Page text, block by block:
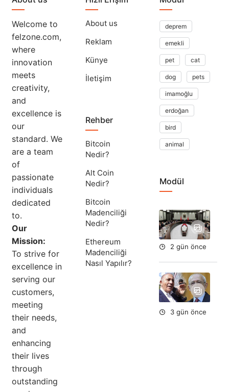
Welcome to
felzone.com,
where
innovation
meets
creativity,
and
excellence is
our
standard. We
are a team
of
passionate
individuals
dedicated
to.
Our
Mission:
To strive for
excellence in
serving our
customers,
meeting
their needs,
and
enhancing
their lives
through
outstanding
About us
Reklam
Künye
İletişim
Rehber
Bitcoin
Nedir?
Alt Coin
Nedir?
Bitcoin
Madenciliği
Nedir?
Ethereum
Madenciliği
Nasıl Yapılır?
deprem
emekli
pet cat
dog pets
imamoğlu
erdoğan
bird
animal
Modül
2 gün önce
3 gün önce